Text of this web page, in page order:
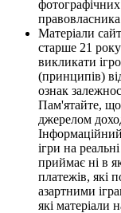
фотографічних
Матеріали
старше 21
викликати
(принципів)
ознак
Пам'ятайте, що
джерелом
ігри на
приймає ні в
платежів, які
азартними
які матеріали